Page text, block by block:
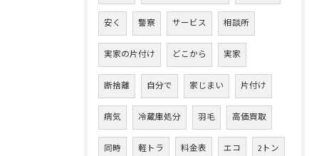
安く 警察 サービス 相談所
実家の片付け どこから 実家
断捨離 自分で 家じまい 片付け
病気 冷蔵庫処分 羽毛 高価買取
同時 軽トラ 料金表 エコ 2トン